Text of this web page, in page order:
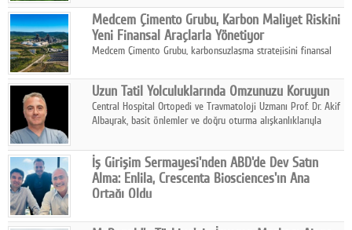
sahipliğinde gerçekleştirilecek.
Medcem Çimento Grubu, Karbon Maliyet Riskini
Yeni Finansal Araçlarla Yönetiyor
Medcem Çimento Grubu, karbonsuzlaşma stratejisini finansal
Uzun Tatil Yolculuklarında Omzunuzu Koruyun
Central Hospital Ortopedi ve Travmatoloji Uzmanı Prof. Dr. Akif
Albayrak, basit önlemler ve doğru oturma alışkanlıklarıyla
İş Girişim Sermayesi'nden ABD'de Dev Satın
Alma: Enlila, Crescenta Biosciences'ın Ana
Ortağı Oldu
stratejisini uluslararası ölçeğe taşıyan satın alma hamlesini